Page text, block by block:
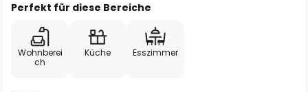
Perfekt für diese Bereiche
Wohnberei
ch
Küche Esszimmer